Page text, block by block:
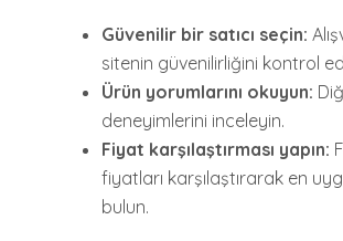
Güvenilir bir satıcı seçin:
sitenin güvenilirliğini kontrol
Ürün yorumlarını okuyun:
deneyimlerini inceleyin.
Fiyat karşılaştırması yapın:
fiyatları karşılaştırarak en
bulun.